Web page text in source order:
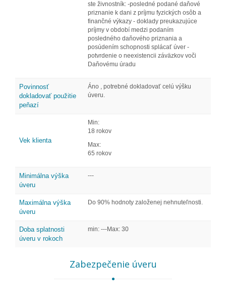
ste živnostník: -posledné podané daňové
priznanie k dani z príjmu fyzických osôb a
finančné výkazy - doklady preukazujúce
príjmy v období medzi podaním
posledného daňového priznania a
posúdením schopnosti splácať úver -
potvrdenie o neexistencii záväzkov voči
Daňovému úradu
Povinnosť
dokladovať použitie
peňazí
Áno , potrebné dokladovať celú výšku
úveru.
Vek klienta
Min:
18 rokov
Max:
65 rokov
Minimálna výška
úveru
---
Maximálna výška
úveru
Do 90% hodnoty založenej nehnuteľnosti.
Doba splatnosti
úveru v rokoch
min: ---Max: 30
Zabezpečenie úveru